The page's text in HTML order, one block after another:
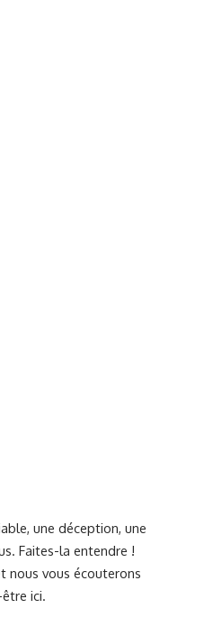
une déception, une
Faites-la entendre !
nous vous écouterons
ici.